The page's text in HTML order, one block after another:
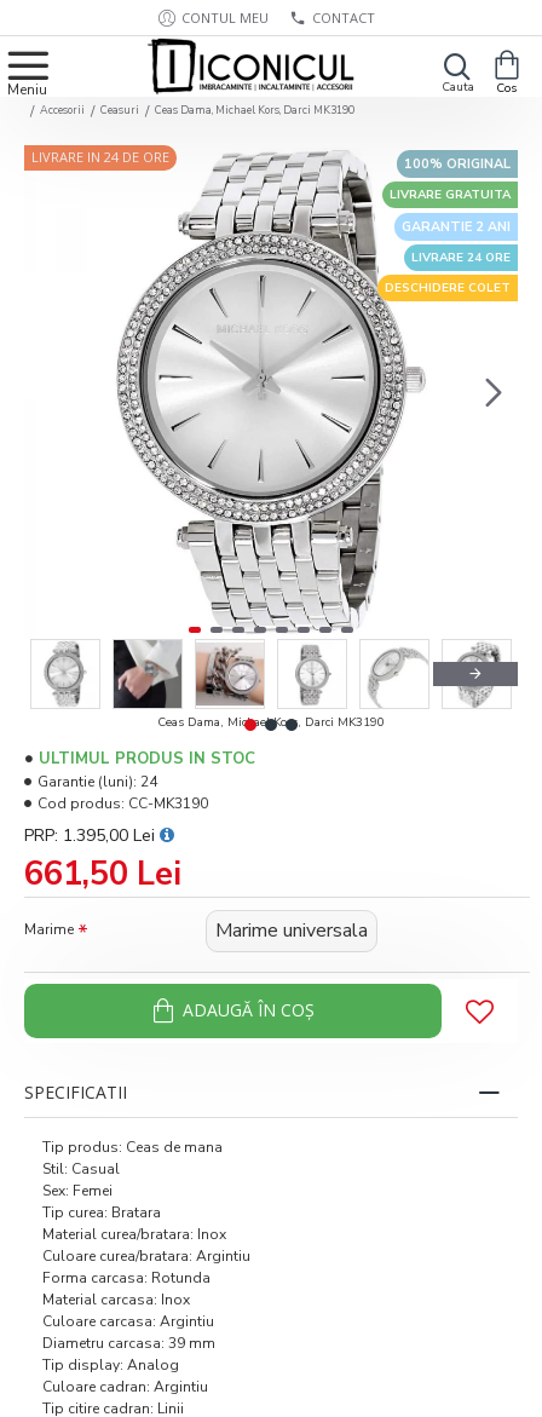
CONTUL MEU CONTACT
Accesorii Ceasuri Ceas Dama, Michael Kors, Darci MK3190
GARANTIE 2 ANI
100% ORIGINAL
LIVRARE GRATUITA
DESCHIDERE COLET
LIVRARE 24 ORE
LIVRARE IN 24 DE ORE
Ceas Dama, Michael Kors, Darci MK3190
661,50 Lei
PRP: 1.395,00 Lei
ULTIMUL PRODUS IN STOC
Garantie (luni): 24
Cod produs: CC-MK3190
Marime Marime universala
ADAUGĂ ÎN COŞ
SPECIFICATII
Tip produs: Ceas de mana
Stil: Casual
Sex: Femei
Tip curea: Bratara
Material curea/bratara: Inox
Culoare curea/bratara: Argintiu
Forma carcasa: Rotunda
Material carcasa: Inox
Culoare carcasa: Argintiu
Diametru carcasa: 39 mm
Tip display: Analog
Culoare cadran: Argintiu
Tip citire cadran: Linii